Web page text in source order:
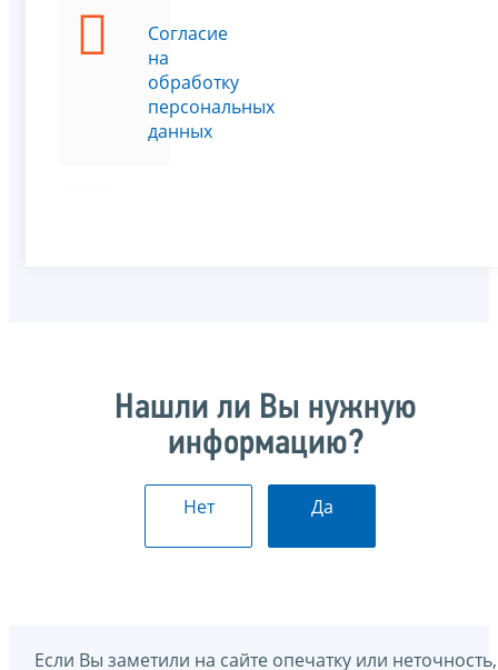
Согласие
на
обработку
персональных
данных
Нашли ли Вы нужную
информацию?
Нет Да
Если Вы заметили на сайте опечатку или неточность,